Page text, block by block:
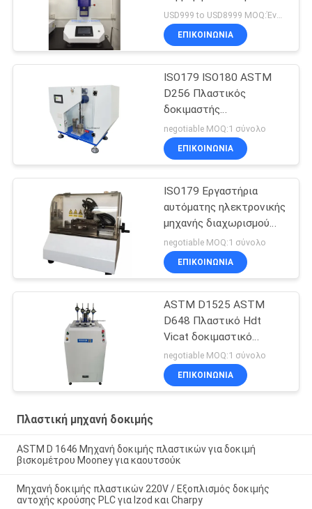
ASTM D1238 και το ISO
1133, εξοπλισμός
δοκιμής πλαστικών
USD999 to USD8999 MOQ:Ένα σύνολο
ΕΠΙΚΟΙΝΩΝΊΑ
ISO179 ISO180 ASTM
D256 Πλαστικός
δοκιμαστής
επιπτώσεων Izod
Charpy
negotiable MOQ:1 σύνολο
ΕΠΙΚΟΙΝΩΝΊΑ
ISO179 Εργαστήρια
αυτόματης ηλεκτρονικής
μηχανής διαχωρισμού
δειγμάτων
negotiable MOQ:1 σύνολο
ΕΠΙΚΟΙΝΩΝΊΑ
ASTM D1525 ASTM
D648 Πλαστικό Hdt
Vicat δοκιμαστικό
τεστάρ 4 ράφια
δειγμάτων Πλαστικό
δοκιμαστικό μηχανισμό
negotiable MOQ:1 σύνολο
ΕΠΙΚΟΙΝΩΝΊΑ
Πλαστική μηχανή δοκιμής
ASTM D 1646 Μηχανή δοκιμής πλαστικών για δοκιμή
βισκομέτρου Mooney για καουτσούκ
Μηχανή δοκιμής πλαστικών 220V / Εξοπλισμός δοκιμής
αντοχής κρούσης PLC για Izod και Charpy